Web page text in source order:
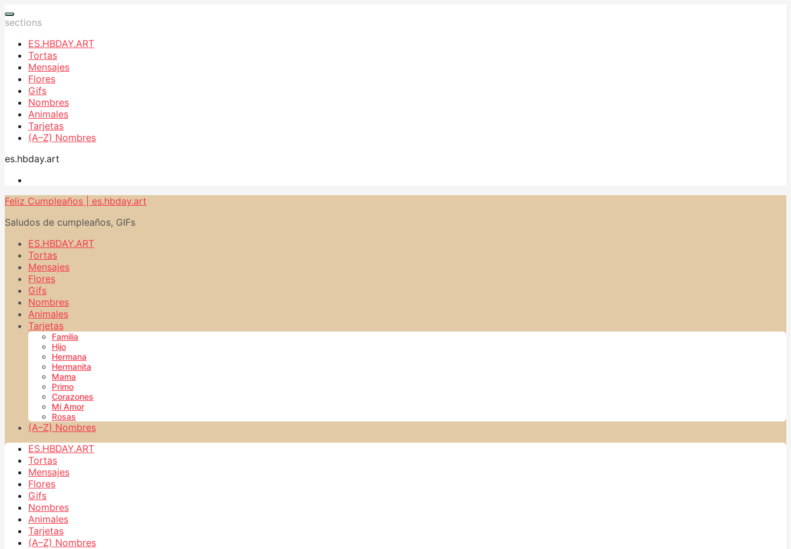
sections
ES.HBDAY.ART
Tortas
Mensajes
Flores
Gifs
Nombres
Animales
Tarjetas
(A–Z) Nombres
es.hbday.art
Feliz Cumpleaños | es.hbday.art
Saludos de cumpleaños, GIFs
ES.HBDAY.ART
Tortas
Mensajes
Flores
Gifs
Nombres
Animales
Tarjetas
Familia
Hijo
Hermana
Hermanita
Mama
Primo
Corazones
Mi Amor
Rosas
(A–Z) Nombres
ES.HBDAY.ART
Tortas
Mensajes
Flores
Gifs
Nombres
Animales
Tarjetas
(A–Z) Nombres